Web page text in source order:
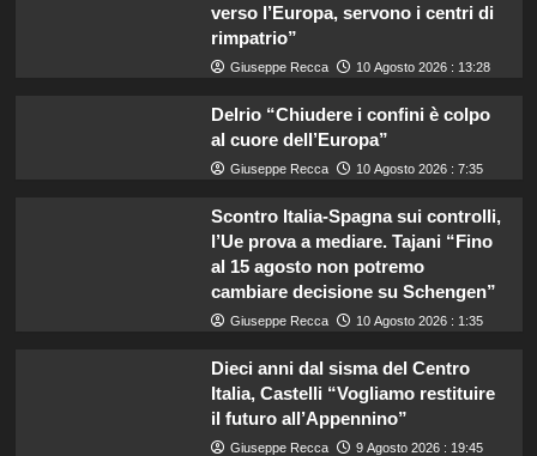
verso l’Europa, servono i centri di
rimpatrio”
Giuseppe Recca 10 Agosto 2026 : 13:28
Delrio “Chiudere i confini è colpo
al cuore dell’Europa”
Giuseppe Recca 10 Agosto 2026 : 7:35
Scontro Italia-Spagna sui controlli,
l’Ue prova a mediare. Tajani “Fino
al 15 agosto non potremo
cambiare decisione su Schengen”
Giuseppe Recca 10 Agosto 2026 : 1:35
Dieci anni dal sisma del Centro
Italia, Castelli “Vogliamo restituire
il futuro all’Appennino”
Giuseppe Recca 9 Agosto 2026 : 19:45